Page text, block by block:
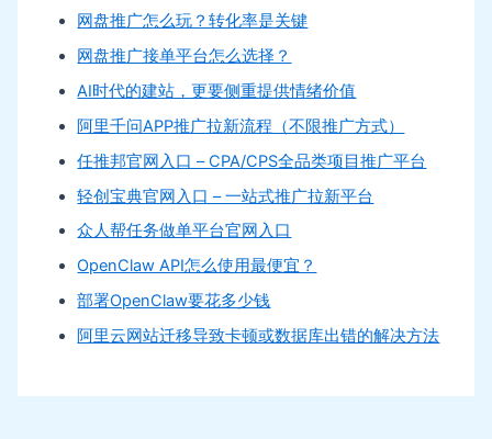
网盘推广怎么玩？转化率是关键
网盘推广接单平台怎么选择？
AI时代的建站，更要侧重提供情绪价值
阿里千问APP推广拉新流程（不限推广方式）
任推邦官网入口 – CPA/CPS全品类项目推广平台
轻创宝典官网入口 – 一站式推广拉新平台
众人帮任务做单平台官网入口
OpenClaw API怎么使用最便宜？
部署OpenClaw要花多少钱
阿里云网站迁移导致卡顿或数据库出错的解决方法